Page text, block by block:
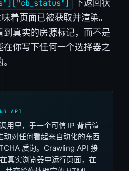
下返回状
着页面已被获取并渲染。
真实的房源标记，而不是
你写下任何一个选择器之
API
用里，于一个可信 IP 背后渲
动对任何看起来自动化的东西
质询。Crawling API 接
真实浏览器中运行页面，在